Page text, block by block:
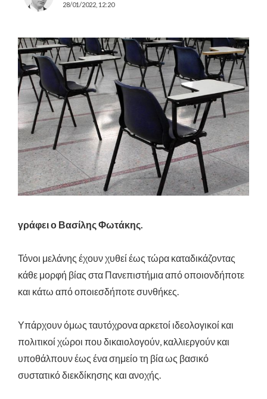
28/01/2022, 12:20
γράφει ο Βασίλης Φωτάκης.
Τόνοι μελάνης έχουν χυθεί έως τώρα καταδικάζοντας
κάθε μορφή βίας στα Πανεπιστήμια από οποιονδήποτε
και κάτω από οποιεσδήποτε συνθήκες.
Υπάρχουν όμως ταυτόχρονα αρκετοί ιδεολογικοί και
πολιτικοί χώροι που δικαιολογούν, καλλιεργούν και
υποθάλπουν έως ένα σημείο τη βία ως βασικό
συστατικό διεκδίκησης και ανοχής.